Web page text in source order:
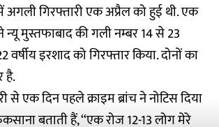
गिरफ्तारी एक अप्रैल को हुई थी. एक
मुस्तफाबाद की गली नम्बर 14 से 23
इरशाद को गिरफ्तार किया. दोनों का
है.
से एक दिन पहले क्राइम ब्रांच ने नोटिस दिया
बताती हैं, ‘‘एक रोज 12-13 लोग मेरे